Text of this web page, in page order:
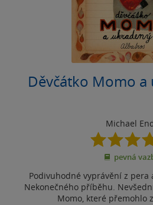
Děvčátko Momo a
Michael
4.7
z
5
pevná
Podivuhodné vyprávění z pera
Nekonečného příběhu.
Momo, které přemohlo